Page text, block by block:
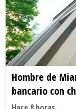
Hombre de
bancario con